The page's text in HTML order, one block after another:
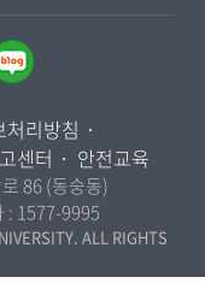
대학
대학
대학
대학
역대학
대학
대학
처리방침
센터 안전교육
86 (동숭동)
: 1577-9995
ALL RIGHTS